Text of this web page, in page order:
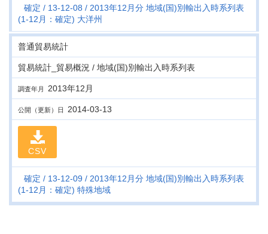
確定 13-12-08
2013年12月分 地域(国)別輸出入時系列表
(1-12月：確定) 大洋州
普通貿易統計
貿易統計_貿易概況 / 地域(国)別輸出入時系列表
調査年月 2013年12月
公開（更新）日 2014-03-13
CSV
確定 13-12-09
2013年12月分 地域(国)別輸出入時系列表
(1-12月：確定) 特殊地域